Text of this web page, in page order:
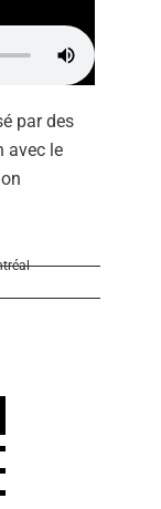
par des
avec le